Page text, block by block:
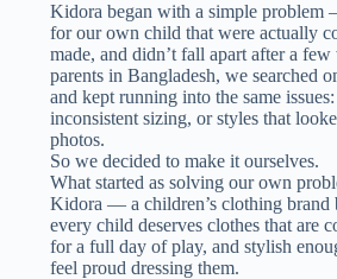
Kidora began with a simple problem
for our own child that were actually
made, and didn’t fall apart after a
parents in Bangladesh, we searched
and kept running into the same
inconsistent sizing, or styles that
photos.
So we decided to make it ourselves.
What started as solving our own
Kidora — a children’s clothing brand
every child deserves clothes that are
for a full day of play, and stylish
feel proud dressing them.